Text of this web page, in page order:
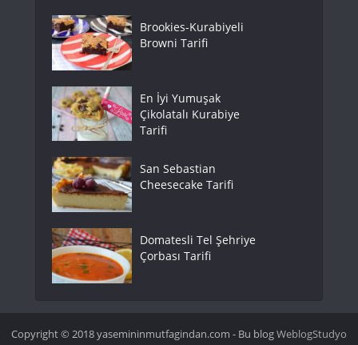
Brookies-Kurabiyeli
Browni Tarifi
En İyi Yumuşak
Çikolatalı Kurabiye
Tarifi
San Sebastian
Cheesecake Tarifi
Domatesli Tel Şehriye
Çorbası Tarifi
Copyright © 2018 yasemininmutfagindan.com - Bu blogWeblogStudyo